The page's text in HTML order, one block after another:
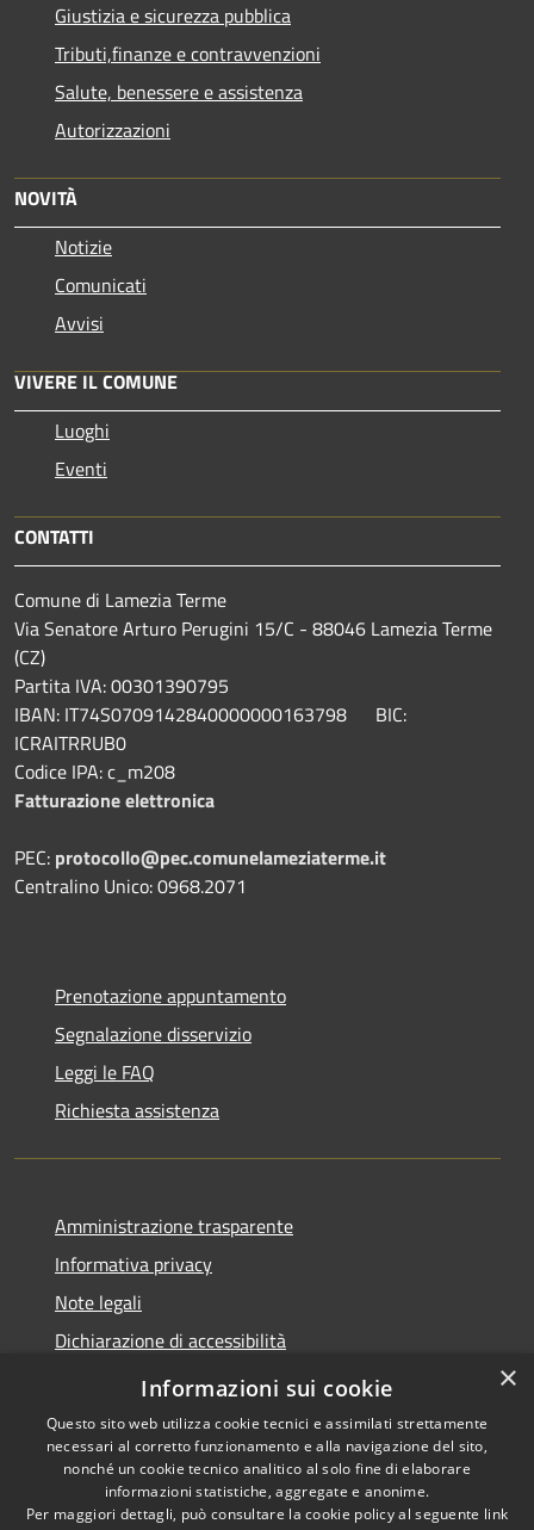
Giustizia e sicurezza pubblica
Tributi,finanze e contravvenzioni
Salute, benessere e assistenza
Autorizzazioni
NOVITÀ
Notizie
Comunicati
Avvisi
VIVERE IL COMUNE
Luoghi
Eventi
CONTATTI
Comune di Lamezia Terme
Via Senatore Arturo Perugini 15/C - 88046 Lamezia Terme
(CZ)
Partita IVA: 00301390795
IBAN: IT74S0709142840000000163798 BIC:
ICRAITRRUB0
Codice IPA: c_m208
Fatturazione elettronica
PEC: protocollo@pec.comunelameziaterme.it
Centralino Unico: 0968.2071
Prenotazione appuntamento
Segnalazione disservizio
Leggi le FAQ
Richiesta assistenza
Amministrazione trasparente
Informativa privacy
Note legali
Dichiarazione di accessibilità
Feedback accessibilità
Copyright © 2026 • Città di
×
Informazioni sui cookie
Questo sito web utilizza cookie tecnici e assimilati strettamente
necessari al corretto funzionamento e alla navigazione del sito,
nonché un cookie tecnico analitico al solo fine di elaborare
informazioni statistiche, aggregate e anonime.
Per maggiori dettagli, può consultare la cookie policy al seguente link